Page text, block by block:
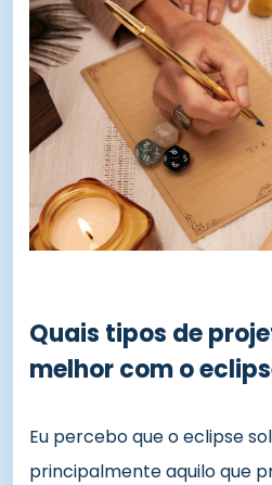
Quais tipos de
melhor com o
Eu percebo que o eclipse
principalmente aquilo que